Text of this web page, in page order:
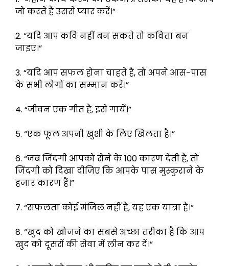
जो करते हैं उससे प्यार करें।”
2. “यदि आप कवि नहीं बन सकते तो कविता बन
जाइए।”
3. “यदि आप सफल होना चाहते हैं, तो अपने आस-पास
के सभी लोगों का सम्मान करें।”
4. “जीवन एक गीत है, इसे गायें।”
5. “एक फूल अपनी खुशी के लिए खिलता है।”
6. “जब जिंदगी आपको रोने के 100 कारण देती है, तो
जिंदगी को दिखा दीजिए कि आपके पास मुस्कुराने के
हजार कारण हैं।”
7. “सफलता कोई मंजिल नहीं है, यह एक यात्रा है।”
8. “खुद को खोजने का सबसे अच्छा तरीका है कि आप
खुद को दूसरों की सेवा में लीन कर दें।”